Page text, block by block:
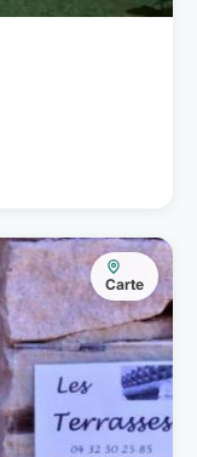
Carte